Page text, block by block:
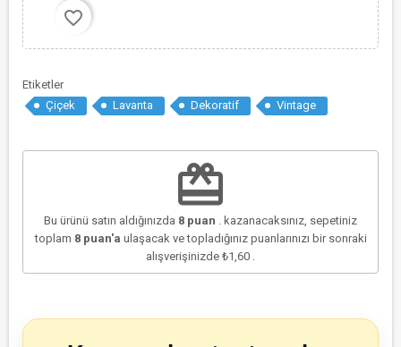
favorite_border
Etiketler
Çiçek
Lavanta Dekoratif Vintage
redeem
Bu ürünü satın aldığınızda 8 puan . kazanacaksınız, sepetiniz
toplam 8puan'a ulaşacak ve topladığınız puanlarınızı bir sonraki
alışverişinizde ₺1,60